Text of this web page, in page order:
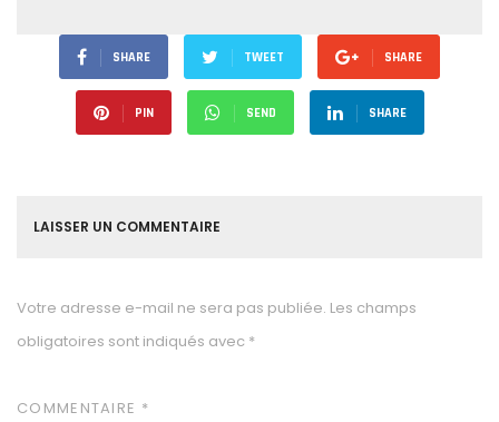
SHARE TWEET SHARE
PIN SEND SHARE
LAISSER UN COMMENTAIRE
Votre adresse e-mail ne sera pas publiée. Les champs
obligatoires sont indiqués avec *
COMMENTAIRE *